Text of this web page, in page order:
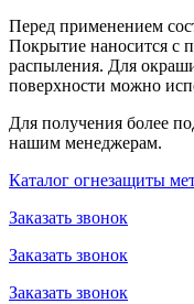
Перед применением
Покрытие наносится с
распыления. Для
поверхности можно
Для получения более
нашим менеджерам.
Каталог огнезащиты
Заказать звонок
Заказать звонок
Заказать звонок